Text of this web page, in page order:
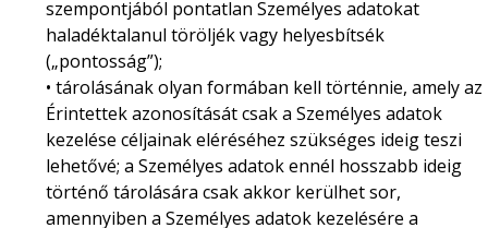
szempontjából pontatlan Személyes adatokat
haladéktalanul töröljék vagy helyesbítsék
(„pontosság”);
• tárolásának olyan formában kell történnie, amely az
Érintettek azonosítását csak a Személyes adatok
kezelése céljainak eléréséhez szükséges ideig teszi
lehetővé; a Személyes adatok ennél hosszabb ideig
történő tárolására csak akkor kerülhet sor,
amennyiben a Személyes adatok kezelésére a